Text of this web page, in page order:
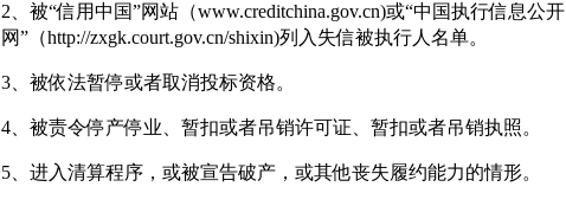
2、被“信用中国”网站（www.creditchina.gov.cn)或“中国执行信息公开
网”（http://zxgk.court.gov.cn/shixin)列入失信被执行人名单。
3、被依法暂停或者取消投标资格。
4、被责令停产停业、暂扣或者吊销许可证、暂扣或者吊销执照。
5、进入清算程序，或被宣告破产，或其他丧失履约能力的情形。